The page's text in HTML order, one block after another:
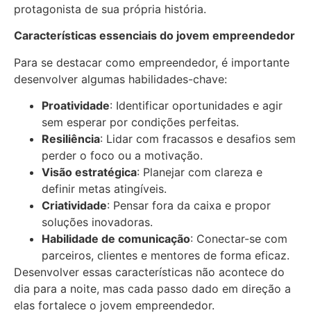
protagonista de sua própria história.
Características essenciais do jovem empreendedor
Para se destacar como empreendedor, é importante
desenvolver algumas habilidades-chave:
Proatividade: Identificar oportunidades e agir
sem esperar por condições perfeitas.
Resiliência: Lidar com fracassos e desafios sem
perder o foco ou a motivação.
Visão estratégica: Planejar com clareza e
definir metas atingíveis.
Criatividade: Pensar fora da caixa e propor
soluções inovadoras.
Habilidade de comunicação: Conectar-se com
parceiros, clientes e mentores de forma eficaz.
Desenvolver essas características não acontece do
dia para a noite, mas cada passo dado em direção a
elas fortalece o jovem empreendedor.